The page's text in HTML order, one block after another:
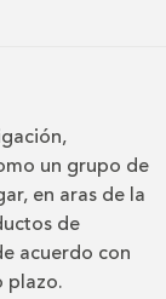
un grupo de
en aras de la
de
acuerdo con
plazo.